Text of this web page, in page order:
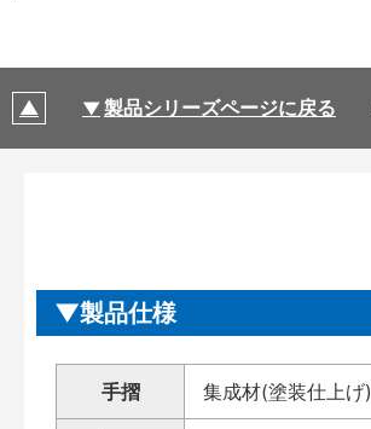
製品シリーズページに戻る
製品仕様
手摺 集成材(塗装仕上げ)